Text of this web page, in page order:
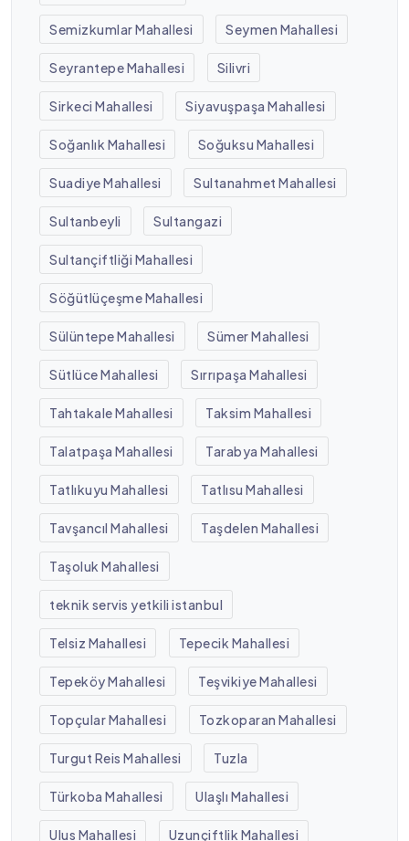
Semizkumlar Mahallesi Seymen Mahallesi
Seyrantepe Mahallesi Silivri
Sirkeci Mahallesi Siyavuşpaşa Mahallesi
Soğanlık Mahallesi Soğuksu Mahallesi
Suadiye Mahallesi Sultanahmet Mahallesi
Sultanbeyli Sultangazi
Sultançiftliği Mahallesi
Söğütlüçeşme Mahallesi
Sülüntepe Mahallesi Sümer Mahallesi
Sütlüce Mahallesi Sırrıpaşa Mahallesi
Tahtakale Mahallesi Taksim Mahallesi
Talatpaşa Mahallesi Tarabya Mahallesi
Tatlıkuyu Mahallesi Tatlısu Mahallesi
Tavşancıl Mahallesi Taşdelen Mahallesi
Taşoluk Mahallesi
teknik servis yetkili istanbul
Telsiz Mahallesi Tepecik Mahallesi
Tepeköy Mahallesi Teşvikiye Mahallesi
Topçular Mahallesi Tozkoparan Mahallesi
Turgut Reis Mahallesi Tuzla
Türkoba Mahallesi Ulaşlı Mahallesi
Ulus Mahallesi Uzunçiftlik Mahallesi